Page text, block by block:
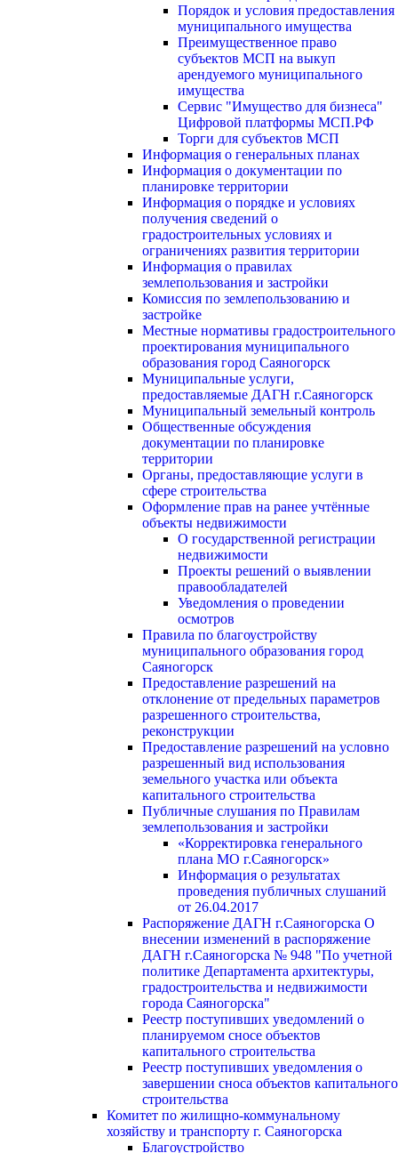
Порядок и условия предоставления
муниципального имущества
Преимущественное право
субъектов МСП на выкуп
арендуемого муниципального
имущества
Сервис "Имущество для бизнеса"
Цифровой платформы МСП.РФ
Торги для субъектов МСП
Информация о генеральных планах
Информация о документации по
планировке территории
Информация о порядке и условиях
получения сведений о
градостроительных условиях и
ограничениях развития территории
Информация о правилах
землепользования и застройки
Комиссия по землепользованию и
застройке
Местные нормативы градостроительного
проектирования муниципального
образования город Саяногорск
Муниципальные услуги,
предоставляемые ДАГН г.Саяногорск
Муниципальный земельный контроль
Общественные обсуждения
документации по планировке
территории
Органы, предоставляющие услуги в
сфере строительства
Оформление прав на ранее учтённые
объекты недвижимости
О государственной регистрации
недвижимости
Проекты решений о выявлении
правообладателей
Уведомления о проведении
осмотров
Правила по благоустройству
муниципального образования город
Саяногорск
Предоставление разрешений на
отклонение от предельных параметров
разрешенного строительства,
реконструкции
Предоставление разрешений на условно
разрешенный вид использования
земельного участка или объекта
капитального строительства
Публичные слушания по Правилам
землепользования и застройки
«Корректировка генерального
плана МО г.Саяногорск»
Информация о результатах
проведения публичных слушаний
от 26.04.2017
Распоряжение ДАГН г.Саяногорска О
внесении изменений в распоряжение
ДАГН г.Саяногорска № 948 "По учетной
политике Департамента архитектуры,
градостроительства и недвижимости
города Саяногорска"
Реестр поступивших уведомлений о
планируемом сносе объектов
капитального строительства
Реестр поступивших уведомления о
завершении сноса объектов капитального
строительства
Комитет по жилищно-коммунальному
хозяйству и транспорту г. Саяногорска
Благоустройство